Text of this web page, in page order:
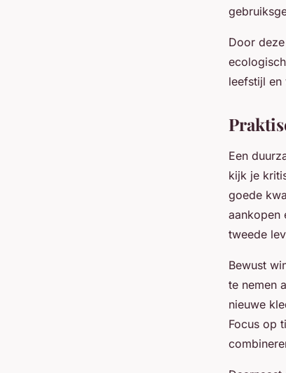
Door
leefstijl
Een
kijk je
goede
aankopen
tweede
Bewust
te nemen
nieuwe
Focus op